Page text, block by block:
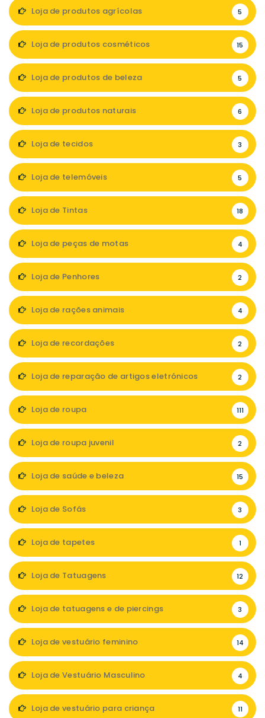
Loja de produtos agrícolas 5
Loja de produtos cosméticos 15
Loja de produtos de beleza 5
Loja de produtos naturais 6
Loja de tecidos 3
Loja de telemóveis 5
Loja de Tintas 18
Loja de peças de motas 4
Loja de Penhores 2
Loja de rações animais 4
Loja de recordações 2
Loja de reparação de artigos eletrónicos 2
Loja de roupa 111
Loja de roupa juvenil 2
Loja de saúde e beleza 15
Loja de Sofás 3
Loja de tapetes 1
Loja de Tatuagens 12
Loja de tatuagens e de piercings 3
Loja de vestuário feminino 14
Loja de Vestuário Masculino 4
Loja de vestuário para criança 11